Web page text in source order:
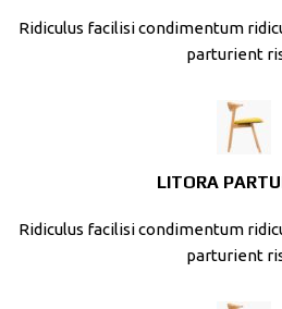
Ridiculus facilisi condimentum
parturient
LITORA
Ridiculus facilisi condimentum
parturient